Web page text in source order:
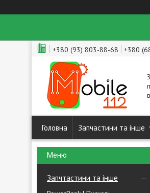
+380 (93) 803-88-68 +380
Головна Запчастини та інше
Запчтастини та інше